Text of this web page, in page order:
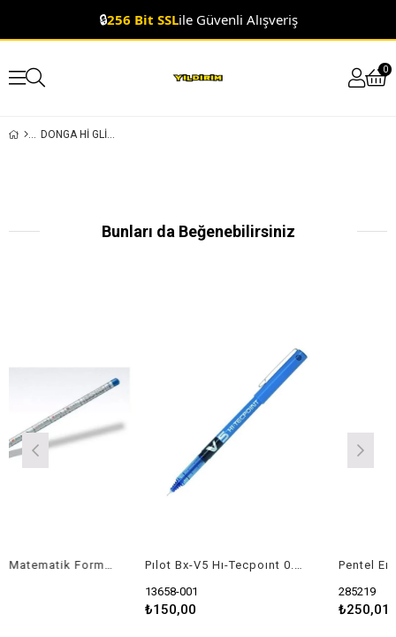
🔒256 Bit SSLile Güvenli Alışveriş
0
DONGA HI GLIDER 1MM SIYAH RENK TÜKENMEZ KALEM
Bunları da Beğenebilirsiniz
Staedtler Matematik Formüllü Kurşun Kalem
Pılot Bx-V5 Hı-Tecpoınt 0.5 İğne Uçlu Roller Kalem Mavi
13658-001
₺150,00 ₺250,01